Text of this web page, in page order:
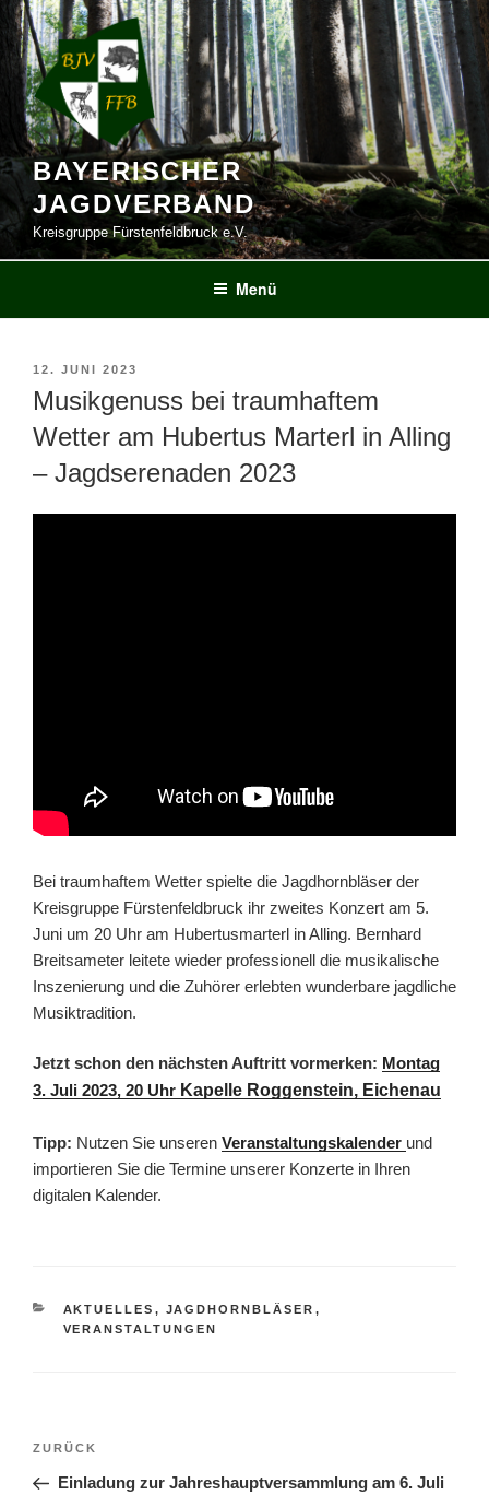
Zum
Inhalt
springen
BAYERISCHER
JAGDVERBAND
Kreisgruppe Fürstenfeldbruck e.V.
Menü
VERÖFFENTLICHT
AM
12. JUNI 2023
Musikgenuss bei traumhaftem
Wetter am Hubertus Marterl in Alling
– Jagdserenaden 2023
Bei traumhaftem Wetter spielte die Jagdhornbläser der
Kreisgruppe Fürstenfeldbruck ihr zweites Konzert am 5.
Juni um 20 Uhr am Hubertusmarterl in Alling. Bernhard
Breitsameter leitete wieder professionell die musikalische
Inszenierung und die Zuhörer erlebten wunderbare jagdliche
Musiktradition.
Jetzt schon den nächsten Auftritt vormerken: Montag
3. Juli 2023, 20 Uhr Kapelle Roggenstein, Eichenau
Tipp: Nutzen Sie unseren Veranstaltungskalender und
importieren Sie die Termine unserer Konzerte in Ihren
digitalen Kalender.
KATEGORIEN
AKTUELLES , JAGDHORNBLÄSER ,
VERANSTALTUNGEN
Beitragsnavigation
Vorheriger
Beitrag
ZURÜCK
Einladung zur Jahreshauptversammlung am 6. Juli